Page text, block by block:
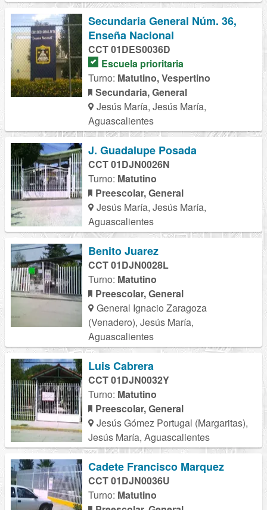
Secundaria General Núm. 36,
Enseña Nacional
CCT 01DES0036D
Escuela prioritaria
Turno: Matutino, Vespertino
Secundaria, General
Jesús María, Jesús María,
Aguascalientes
J. Guadalupe Posada
CCT 01DJN0026N
Turno: Matutino
Preescolar, General
Jesús María, Jesús María,
Aguascalientes
Benito Juarez
CCT 01DJN0028L
Turno: Matutino
Preescolar, General
General Ignacio Zaragoza
(Venadero), Jesús María,
Aguascalientes
Luis Cabrera
CCT 01DJN0032Y
Turno: Matutino
Preescolar, General
Jesús Gómez Portugal (Margaritas),
Jesús María, Aguascalientes
Cadete Francisco Marquez
CCT 01DJN0036U
Turno: Matutino